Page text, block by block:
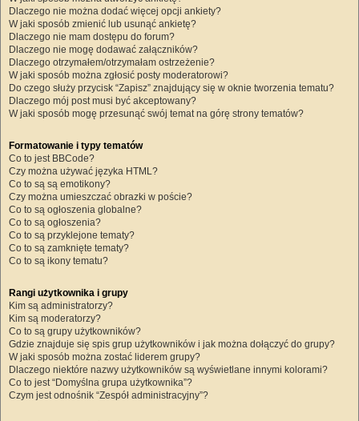
Dlaczego nie można dodać więcej opcji ankiety?
W jaki sposób zmienić lub usunąć ankietę?
Dlaczego nie mam dostępu do forum?
Dlaczego nie mogę dodawać załączników?
Dlaczego otrzymałem/otrzymałam ostrzeżenie?
W jaki sposób można zgłosić posty moderatorowi?
Do czego służy przycisk “Zapisz” znajdujący się w oknie tworzenia tematu?
Dlaczego mój post musi być akceptowany?
W jaki sposób mogę przesunąć swój temat na górę strony tematów?
Formatowanie i typy tematów
Co to jest BBCode?
Czy można używać języka HTML?
Co to są są emotikony?
Czy można umieszczać obrazki w poście?
Co to są ogłoszenia globalne?
Co to są ogłoszenia?
Co to są przyklejone tematy?
Co to są zamknięte tematy?
Co to są ikony tematu?
Rangi użytkownika i grupy
Kim są administratorzy?
Kim są moderatorzy?
Co to są grupy użytkowników?
Gdzie znajduje się spis grup użytkowników i jak można dołączyć do grupy?
W jaki sposób można zostać liderem grupy?
Dlaczego niektóre nazwy użytkowników są wyświetlane innymi kolorami?
Co to jest “Domyślna grupa użytkownika”?
Czym jest odnośnik “Zespół administracyjny”?